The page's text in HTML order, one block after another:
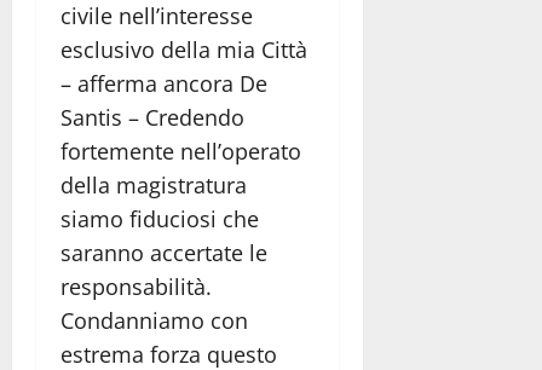
civile nell’interesse
esclusivo della mia Città
– afferma ancora De
Santis – Credendo
fortemente nell’operato
della magistratura
siamo fiduciosi che
saranno accertate le
responsabilità.
Condanniamo con
estrema forza questo